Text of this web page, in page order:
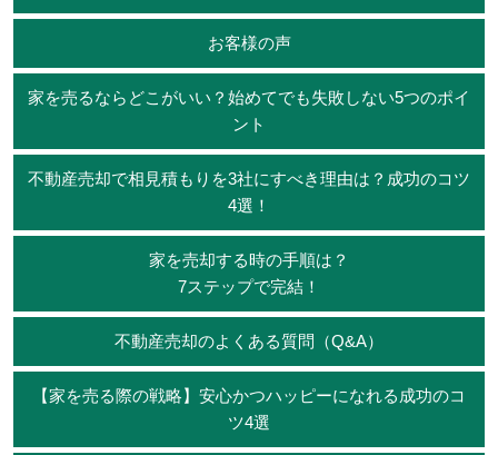
お客様の声
家を売るならどこがいい？始めてでも失敗しない5つのポイ
ント
不動産売却で相見積もりを3社にすべき理由は？成功のコツ
4選！
家を売却する時の手順は？
7ステップで完結！
不動産売却のよくある質問（Q&A）
【家を売る際の戦略】安心かつハッピーになれる成功のコ
ツ4選